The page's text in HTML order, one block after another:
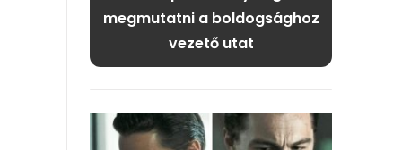
megmutatni a boldogsághoz
vezető utat